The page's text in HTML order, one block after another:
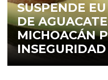
SUSPENDE
DE
MICHOACÁN
INSEGURIDAD